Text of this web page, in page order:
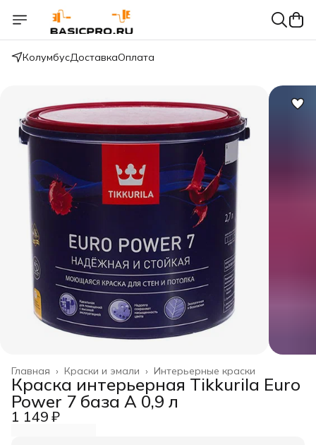
КолумбусДоставкаОплата
Интерьерные краски
Краски и эмали ›
Главная ›
Краска интерьерная Tikkurila Euro
Power 7 база А 0,9 л
1 149 ₽